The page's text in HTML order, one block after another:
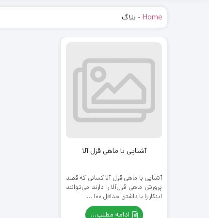
Home
- بلاگ
آشنایی با ماهی قزل آلا
آشنایی با ماهی قزل آلا کسانی که قصد
پرورش ماهی قزل‌آلا را دارند می‌توانند
اینکار را با داشتن حداقل ۱۰۰ ...
ادامه مطلب...